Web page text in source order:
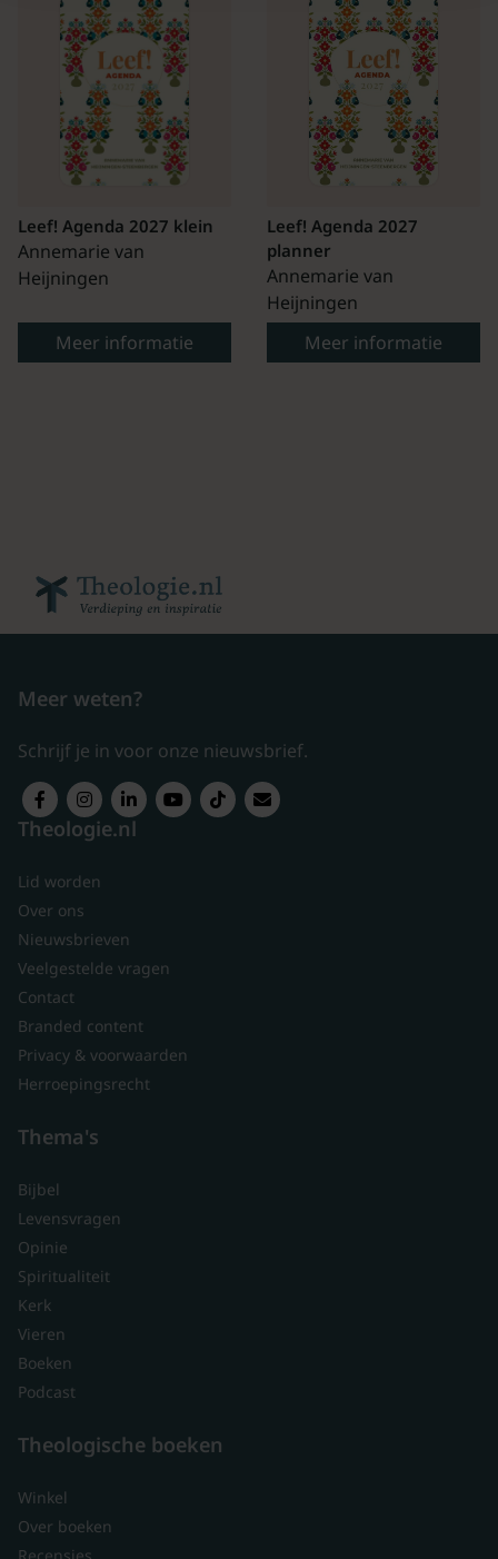
Leef! Agenda 2027 klein
Annemarie van
Heijningen
Meer informatie
Leef! Agenda 2027
planner
Annemarie van
Heijningen
Meer informatie
Meer weten?
Schrijf je in voor onze nieuwsbrief.
Theologie.nl
Lid worden
Over ons
Nieuwsbrieven
Veelgestelde vragen
Contact
Branded content
Privacy & voorwaarden
Herroepingsrecht
Thema's
Bijbel
Levensvragen
Opinie
Spiritualiteit
Kerk
Vieren
Boeken
Podcast
Theologische boeken
Winkel
Over boeken